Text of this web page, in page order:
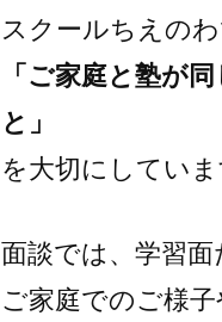
スクールちえのわ
「ご家庭と塾が
と」
を大切にしていま
面談では、学習面
ご家庭でのご様